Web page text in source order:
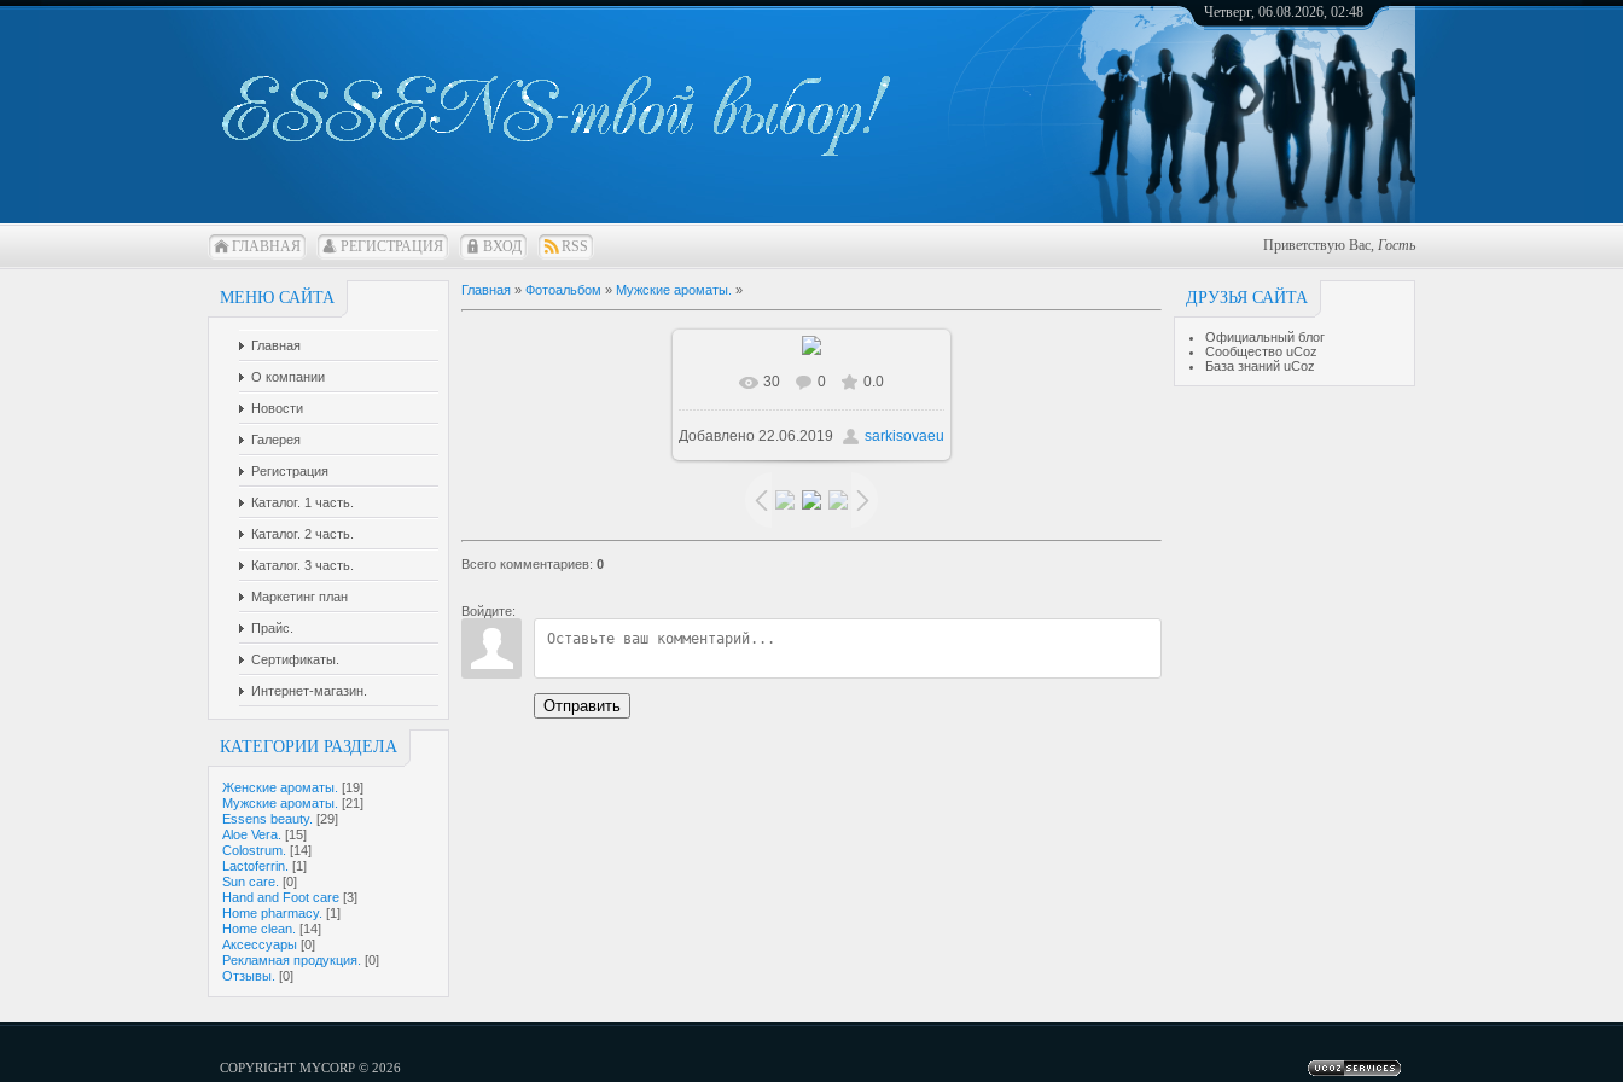
Четверг, 06.08.2026, 02:48
ГЛАВНАЯ РЕГИСТРАЦИЯ ВХОД RSS Приветствую Вас, Гость
МЕНЮ САЙТА
Главная
О компании
Новости
Галерея
Регистрация
Каталог. 1 часть.
Каталог. 2 часть.
Каталог. 3 часть.
Маркетинг план
Прайс.
Сертификаты.
Интернет-магазин.
КАТЕГОРИИ РАЗДЕЛА
Женские ароматы. [19]
Мужские ароматы. [21]
Essens beauty. [29]
Aloe Vera. [15]
Colostrum. [14]
Lactoferrin. [1]
Sun care. [0]
Hand and Foot care [3]
Home pharmacy. [1]
Home clean. [14]
Аксессуары [0]
Рекламная продукция. [0]
Отзывы. [0]
ДРУЗЬЯ САЙТА
Официальный блог
Сообщество uCoz
База знаний uCoz
Главная » Фотоальбом » Мужские ароматы. »
В реальном размере 800x800
61.7Kb
30 0 0.0
Добавлено 22.06.2019 sarkisovaeu
Всего комментариев: 0
Войдите:
Отправить
COPYRIGHT MYCORP © 2026